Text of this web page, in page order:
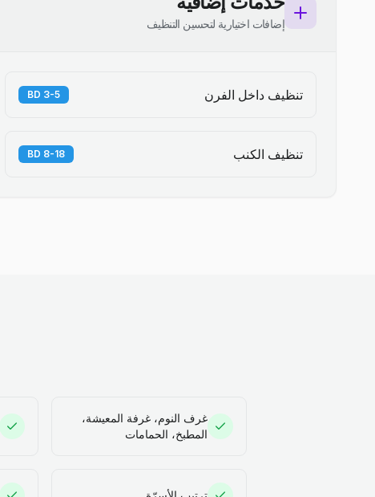
إضافات اختيارية لتحسين التنظيف
تنظيف داخل الفرن 3-5 BD
تنظيف الكنب 8-18 BD
غرف النوم، غرفة المعيشة،
المطبخ، الحمامات